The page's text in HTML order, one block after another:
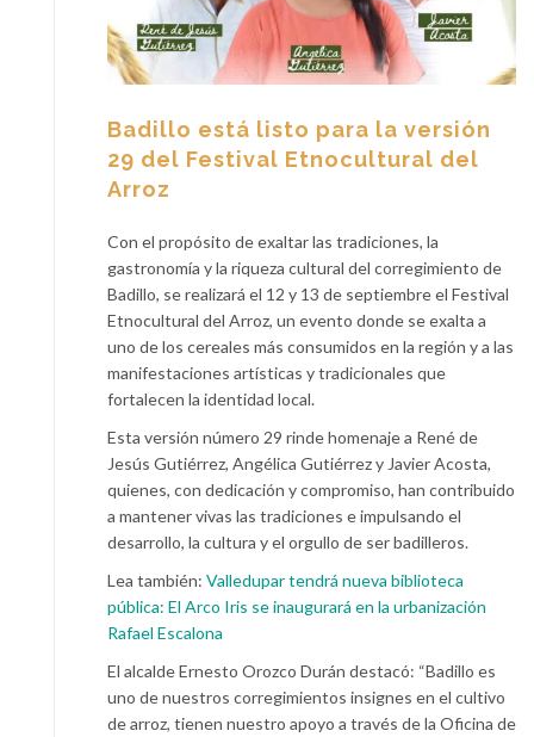
Badillo está listo para la versión
29 del Festival Etnocultural del
Arroz
Con el propósito de exaltar las tradiciones, la
gastronomía y la riqueza cultural del corregimiento de
Badillo, se realizará el 12 y 13 de septiembre el Festival
Etnocultural del Arroz, un evento donde se exalta a
uno de los cereales más consumidos en la región y a las
manifestaciones artísticas y tradicionales que
fortalecen la identidad local.
Esta versión número 29 rinde homenaje a René de
Jesús Gutiérrez, Angélica Gutiérrez y Javier Acosta,
quienes, con dedicación y compromiso, han contribuido
a mantener vivas las tradiciones e impulsando el
desarrollo, la cultura y el orgullo de ser badilleros.
Lea también: Valledupar tendrá nueva biblioteca
pública: El Arco Iris se inaugurará en la urbanización
Rafael Escalona
El alcalde Ernesto Orozco Durán destacó: “Badillo es
uno de nuestros corregimientos insignes en el cultivo
de arroz, tienen nuestro apoyo a través de la Oficina de